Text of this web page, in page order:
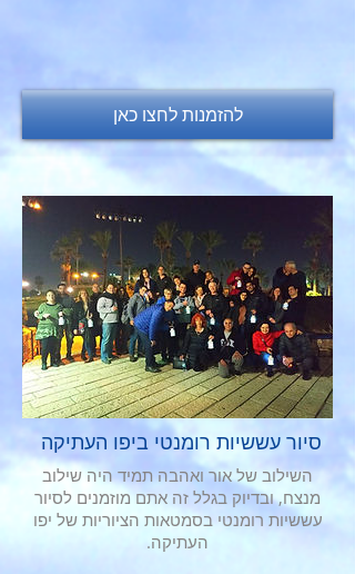
להזמנות לחצו כאן
סיור עששיות רומנטי ביפו העתיקה
השילוב של אור ואהבה תמיד היה שילוב
מנצח, ובדיוק בגלל זה אתם מוזמנים לסיור
עששיות רומנטי בסמטאות הציוריות של יפו
העתיקה.